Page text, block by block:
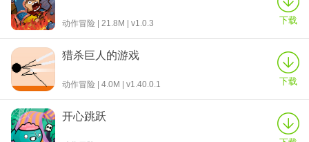
【娱乐休闲轻松玩】
除了经典竞技，更有丰富娱乐休闲玩法，让你马上获得大快感!巨型
BOSS战，组队轻松刷BOSS，百变机关、特色BOSS，别样的机战
体验，乐趣无穷，永不疲倦!10人大乱斗，怎样打，都随你，放松发
泄，一个人HOLD住全场!
【爽快坦克射击】
实部位损伤!
动作冒险 | 21.8M | v1.0.3 下载
猎杀巨人的游戏
动作冒险 | 4.0M | v1.40.0.1 下载
开心跳跃